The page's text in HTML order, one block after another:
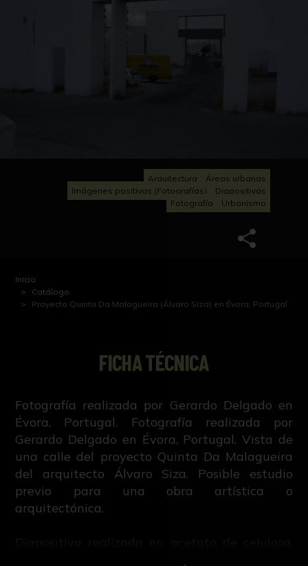
Arquitectura
Áreas urbanas
Imágenes positivas (Fotografías)
Diapositivas
Fotografía
Urbanismo
Inicio
Catálogo
Proyecto Quinta Da Malagueira (Álvaro Siza) en Évora, Portugal
FICHA TÉCNICA
Fotografía realizada por Gerardo Delgado en
Évora, Portugal. Fotografía realizada por
Gerardo Delgado en Évora, Portugal. Vista de
una calle del proyecto Quinta Da Malagueira
del arquitecto Álvaro Siza. Posible estudio
previo para una obra artística o
arquitectónica.